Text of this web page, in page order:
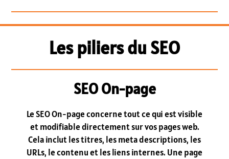
Les piliers du SEO
SEO On-page
Le SEO On-page concerne tout ce qui est visible
et modifiable directement sur vos pages web.
Cela inclut les titres, les meta descriptions, les
URLs, le contenu et les liens internes. Une page